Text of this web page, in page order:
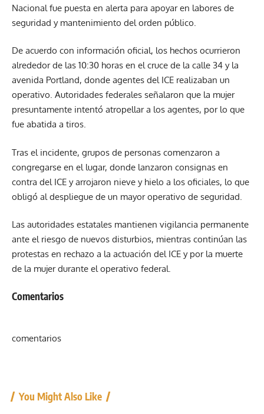
Nacional fue puesta en alerta para apoyar en labores de
seguridad y mantenimiento del orden público.
De acuerdo con información oficial, los hechos ocurrieron
alrededor de las 10:30 horas en el cruce de la calle 34 y la
avenida Portland, donde agentes del ICE realizaban un
operativo. Autoridades federales señalaron que la mujer
presuntamente intentó atropellar a los agentes, por lo que
fue abatida a tiros.
Tras el incidente, grupos de personas comenzaron a
congregarse en el lugar, donde lanzaron consignas en
contra del ICE y arrojaron nieve y hielo a los oficiales, lo que
obligó al despliegue de un mayor operativo de seguridad.
Las autoridades estatales mantienen vigilancia permanente
ante el riesgo de nuevos disturbios, mientras continúan las
protestas en rechazo a la actuación del ICE y por la muerte
de la mujer durante el operativo federal.
Comentarios
comentarios
You Might Also Like